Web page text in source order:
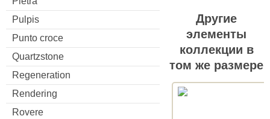
Pulpis
Punto croce
Quartzstone
Regeneration
Rendering
Rovere
Другие
элементы
коллекции в
том же размере